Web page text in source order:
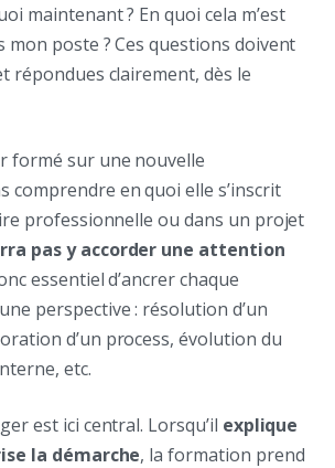
maintenant ? En quoi cela m’est
mon poste ? Ces questions doivent
répondues clairement, dès le
formé sur une nouvelle
comprendre en quoi elle s’inscrit
professionnelle ou dans un projet
pas y accorder une attention
essentiel d’ancrer chaque
perspective : résolution d’un
d’un process, évolution du
etc.
est ici central. Lorsqu’il explique
la démarche, la formation prend